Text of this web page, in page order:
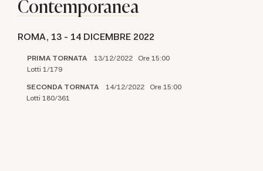
Contemporanea
ROMA, 13 - 14 DICEMBRE 2022
PRIMA TORNATA 13/12/2022 Ore 15:00
Lotti 1/179
SECONDA TORNATA 14/12/2022 Ore 15:00
Lotti 180/361